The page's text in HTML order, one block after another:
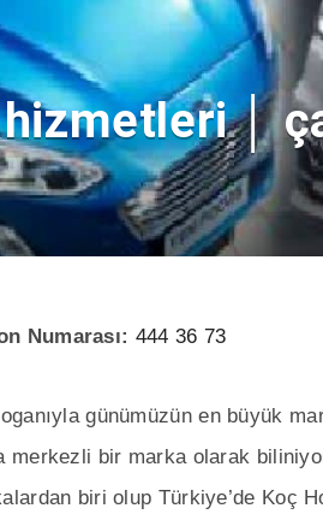
│
Numarası: 444 36 73
günümüzün en büyük
merkezli bir marka olarak
biri olup Türkiye’de Koç